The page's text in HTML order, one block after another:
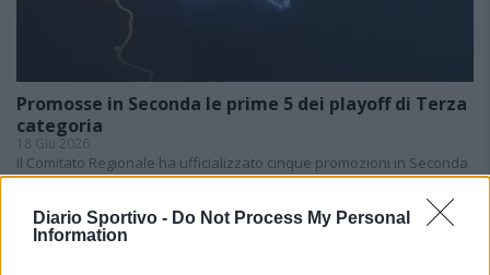
Diario Sportivo - Do Not Process My Personal
Information
Promosse in Seconda le prime 5 dei playoff di Terza
categoria
18 Giu 2026
Il Comitato Regionale ha ufficializzato cinque promozioni in Seconda
categoria. In base ai risultati delle gare di “playoff” di Terza, le prime
cinque in graduatoria - Atletico Maddalena, Barbagia…